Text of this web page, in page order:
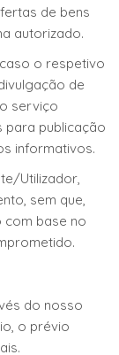
de bens
autorizado.
o respetivo
de
serviço
para publicação
informativos.
Utilizador,
sem que,
com base no
do nosso
o prévio